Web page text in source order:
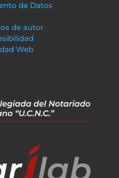
de Datos
de autor
Web